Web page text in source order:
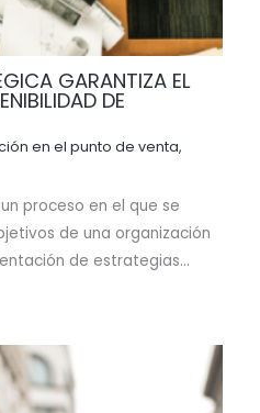
GARANTIZA EL
DE
en el punto de venta,
proceso en el que se
de una organización
de estrategias…